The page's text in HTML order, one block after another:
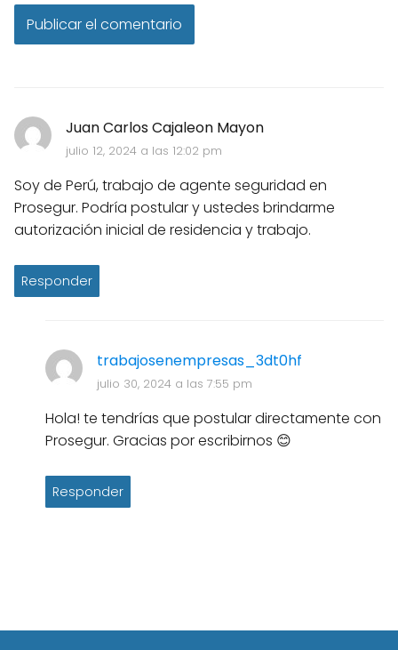
Juan Carlos Cajaleon Mayon
julio 12, 2024 a las 12:02 pm
Soy de Perú, trabajo de agente seguridad en
Prosegur. Podría postular y ustedes brindarme
autorización inicial de residencia y trabajo.
Responder
trabajosenempresas_3dt0hf
julio 30, 2024 a las 7:55 pm
Hola! te tendrías que postular directamente con
Prosegur. Gracias por escribirnos 😊
Responder